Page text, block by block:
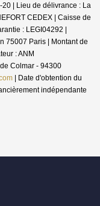
| Lieu de délivrance : La
CEDEX | Caisse de
: LEGI04292 |
75007 Paris | Montant de
: ANM
Colmar - 94300
| Date d'obtention du
indépendante